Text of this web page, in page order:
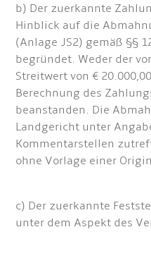
b) Der zuerkannte
Hinblick auf die
(Anlage JS2) gemäß §§
begründet. Weder der
Streitwert von €
Berechnung des
beanstanden. Die
Landgericht unter
Kommentarstellen
ohne Vorlage einer
c) Der zuerkannte
unter dem Aspekt des